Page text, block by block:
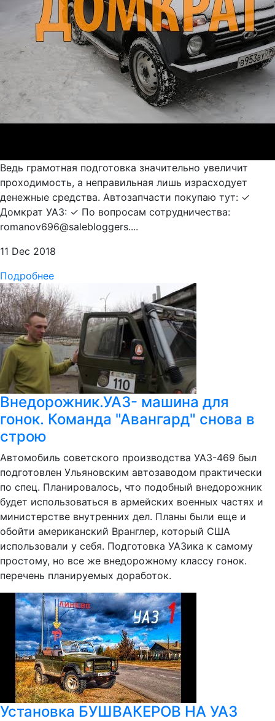
Ведь грамотная подготовка значительно увеличит
проходимость, а неправильная лишь израсходует
денежные средства. Автозапчасти покупаю тут: ✓
Домкрат УАЗ: ✓ По вопросам сотрудничества:
romanov696@salebloggers....
11 Dec 2018
Подробнее
Внедорожник.УАЗ- машина для
гонок. Команда "Авангард" снова в
строю
Автомобиль советского производства УАЗ-469 был
подготовлен Ульяновским автозаводом практически
по спец. Планировалось, что подобный внедорожник
будет использоваться в армейских военных частях и
министерстве внутренних дел. Планы были еще и
обойти американский Вранглер, который США
использовали у себя. Подготовка УАЗика к самому
простому, но все же внедорожному классу гонок.
перечень планируемых доработок.
Установка БУШВАКЕРОВ НА УАЗ